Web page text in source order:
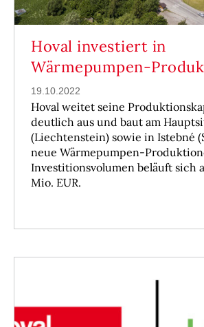
Hoval investiert in
Wärmepumpen-
19.10.2022
Hoval weitet seine
deutlich aus und baut am
(Liechtenstein) sowie in Istebné
neue Wärmepumpen-
Investitionsvolumen beläuft sich
Mio. EUR.